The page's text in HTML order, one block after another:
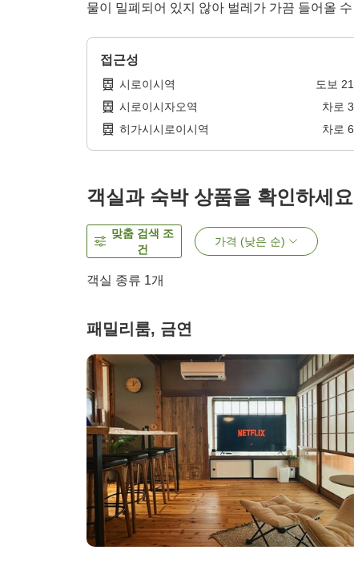
물이 밀폐되어 있지 않아 벌레가 가끔 들어올
접근성
시로이시역 도보 21
시로이시자오역
차로 3
히가시시로이시역
차로 6
객실과 숙박 상품을 확인하세요
맞춤 검색 조
건
가격 (낮은 순)
객실 종류 1개
패밀리룸, 금연